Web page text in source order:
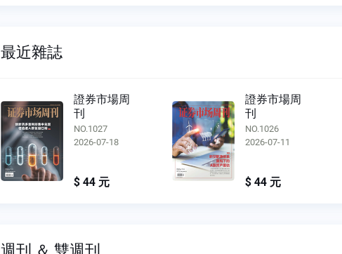
最近雜誌
證券市場周
刊
NO.1027
2026-07-18
$ 44 元
證券市場周
刊
NO.1026
2026-07-11
$ 44 元
週刊 ＆ 雙週刊